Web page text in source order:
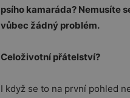
psího kamaráda? Nemusíte
vůbec žádný problém.
Celoživotní přátelství?
I když se to na první pohled